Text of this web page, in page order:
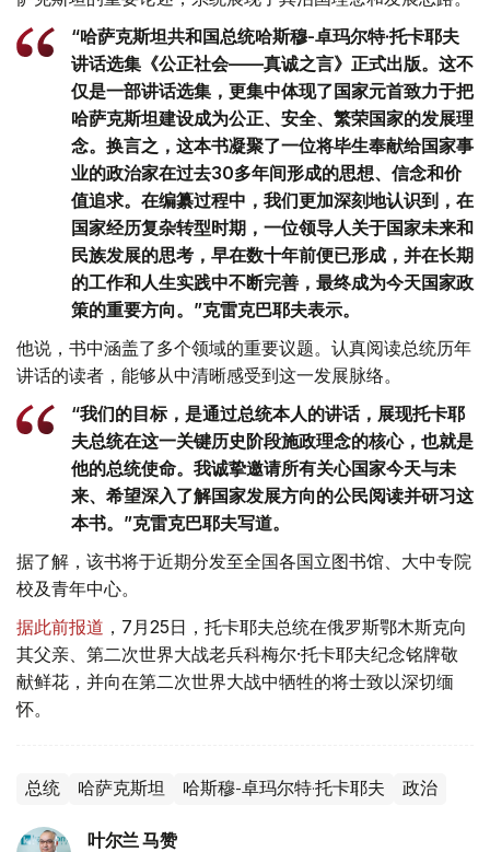
“哈萨克斯坦共和国总统哈斯穆-卓玛尔特·托卡耶夫
讲话选集《公正社会——真诚之言》正式出版。这不
仅是一部讲话选集，更集中体现了国家元首致力于把
哈萨克斯坦建设成为公正、安全、繁荣国家的发展理
念。换言之，这本书凝聚了一位将毕生奉献给国家事
业的政治家在过去30多年间形成的思想、信念和价
值追求。在编纂过程中，我们更加深刻地认识到，在
国家经历复杂转型时期，一位领导人关于国家未来和
民族发展的思考，早在数十年前便已形成，并在长期
的工作和人生实践中不断完善，最终成为今天国家政
策的重要方向。”克雷克巴耶夫表示。
他说，书中涵盖了多个领域的重要议题。认真阅读总统历年
讲话的读者，能够从中清晰感受到这一发展脉络。
“我们的目标，是通过总统本人的讲话，展现托卡耶
夫总统在这一关键历史阶段施政理念的核心，也就是
他的总统使命。我诚挚邀请所有关心国家今天与未
来、希望深入了解国家发展方向的公民阅读并研习这
本书。”克雷克巴耶夫写道。
据了解，该书将于近期分发至全国各国立图书馆、大中专院
校及青年中心。
据此前报道 ，7月25日，托卡耶夫总统在俄罗斯鄂木斯克向
其父亲、第二次世界大战老兵科梅尔·托卡耶夫纪念铭牌敬
献鲜花，并向在第二次世界大战中牺牲的将士致以深切缅
怀。
总统 哈萨克斯坦 哈斯穆-卓玛尔特·托卡耶夫 政治
叶尔兰 马赞